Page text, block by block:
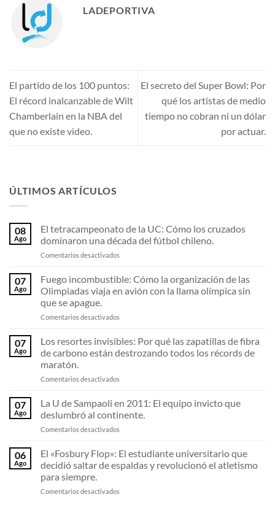
LADEPORTIVA
El partido de los 100 puntos:
El récord inalcanzable de Wilt
Chamberlain en la NBA del
que no existe video.
El secreto del Super Bowl: Por
qué los artistas de medio
tiempo no cobran ni un dólar
por actuar.
ÚLTIMOS ARTÍCULOS
08
Ago
El tetracampeonato de la UC: Cómo los cruzados
dominaron una década del fútbol chileno.
Comentarios desactivados
tetracampeonato
de
la
Cómo
cruzados
dominaron
una
del
chileno.
07
Ago
Fuego incombustible: Cómo la organización de las
Olimpiadas viaja en avión con la llama olímpica sin
que se apague.
Comentarios desactivados
incombustible:
Cómo
la
de
Olimpiadas
en
avión
la
llama
olímpica
que
07
Ago
Los resortes invisibles: Por qué las zapatillas de fibra
de carbono están destrozando todos los récords de
maratón.
Comentarios desactivados
resortes
invisibles:
Por
qué
zapatillas
fibra
carbono
07
Ago
La U de Sampaoli en 2011: El equipo invicto que
deslumbró al continente.
Comentarios desactivados
U
de
Sampaoli
2011:
06
Ago
El «Fosbury Flop»: El estudiante universitario que
decidió saltar de espaldas y revolucionó el atletismo
para siempre.
Comentarios desactivados